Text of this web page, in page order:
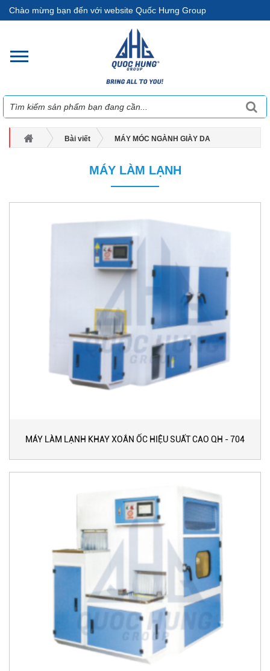
Chào mừng bạn đến với website Quốc Hưng Group
Bài viết MÁY MÓC NGÀNH GIÀY DA
MÁY LÀM LẠNH
MÁY LÀM LẠNH KHAY XOẮN ỐC HIỆU SUẤT CAO QH - 704